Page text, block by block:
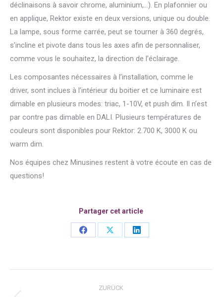
déclinaisons à savoir chrome, aluminium,…). En plafonnier ou
en applique, Rektor existe en deux versions, unique ou double.
La lampe, sous forme carrée, peut se tourner à 360 degrés,
s’incline et pivote dans tous les axes afin de personnaliser,
comme vous le souhaitez, la direction de l’éclairage.
Les composantes nécessaires à l’installation, comme le
driver, sont inclues à l’intérieur du boitier et ce luminaire est
dimable en plusieurs modes: triac, 1-10V, et push dim. Il n’est
par contre pas dimable en DALI. Plusieurs températures de
couleurs sont disponibles pour Rektor: 2.700 K, 3000 K ou
warm dim.
Nos équipes chez Minusines restent à votre écoute en cas de
questions!
Partager cet article
Share
Share
Share
Kommentarnavigation
ZURÜCK